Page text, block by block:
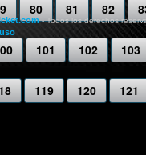
80 81 82
101 102 103
119 120 121
- Todos los derechos